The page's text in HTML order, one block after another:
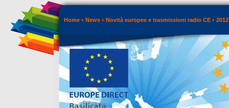
Home News Novità europee e trasmissioni radio CE 2012